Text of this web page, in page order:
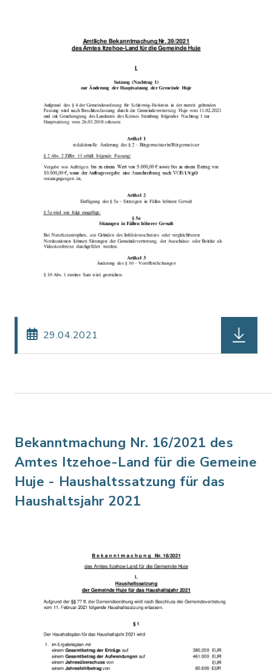
29.04.2021
Bekanntmachung Nr. 16/2021 des
Amtes Itzehoe-Land für die Gemeine
Huje - Haushaltssatzung für das
Haushaltsjahr 2021